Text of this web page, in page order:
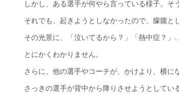
しかし、ある選手が何やら言っている様子。そ
それでも、起きようとしなかったので、朦朧と
その光景に、「泣いてるから？」「熱中症？」…
とにかくわかりません。
さらに、他の選手やコーチが、かけより、横に
さっきの選手が背中から降りさせようとしてい